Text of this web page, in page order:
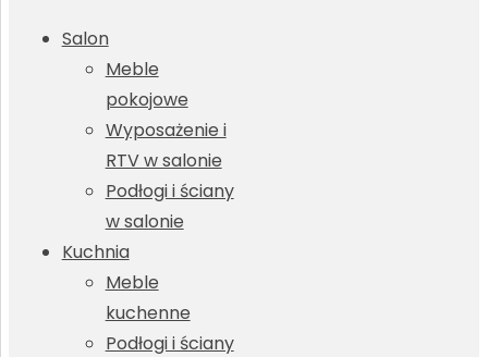
Salon
Meble
pokojowe
Wyposażenie i
RTV w salonie
Podłogi i ściany
w salonie
Kuchnia
Meble
kuchenne
Podłogi i ściany